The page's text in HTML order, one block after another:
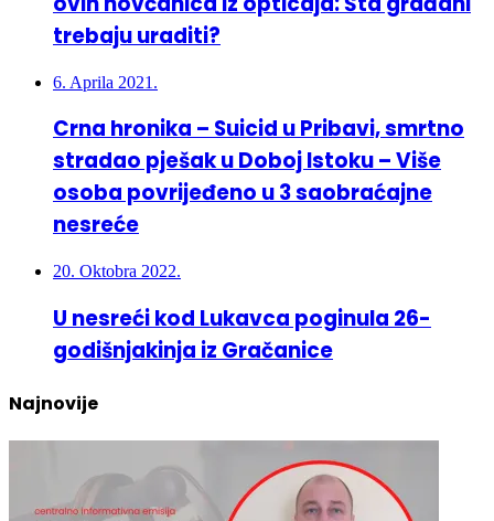
trebaju uraditi?
6. Aprila 2021.
Crna hronika – Suicid u Pribavi, smrtno
stradao pješak u Doboj Istoku – Više
osoba povrijeđeno u 3 saobraćajne
nesreće
20. Oktobra 2022.
U nesreći kod Lukavca poginula 26-
godišnjakinja iz Gračanice
Najnovije